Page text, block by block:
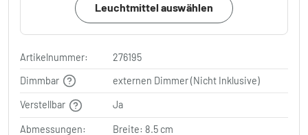
Leuchtmittel auswählen
Artikelnummer:
276195
Dimmbar
externen Dimmer (Nicht Inklusive)
Verstellbar Ja
Abmessungen:
Breite: 8.5 cm